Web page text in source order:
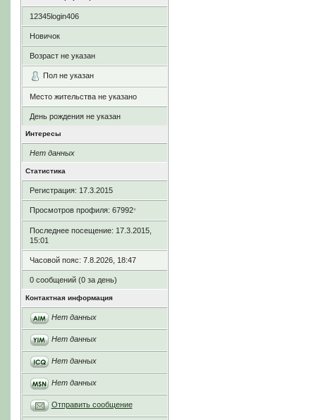
12345login406
Новичок
Возраст не указан
Пол не указан
Место жительства не указано
День рождения не указан
Интересы
Нет данных
Статистика
Регистрация: 17.3.2015
Просмотров профиля: 67992*
Последнее посещение: 17.3.2015,
15:01
Часовой пояс: 7.8.2026, 18:47
0 сообщений (0 за день)
Контактная информация
Нет данных
Нет данных
Нет данных
Нет данных
Отправить сообщение